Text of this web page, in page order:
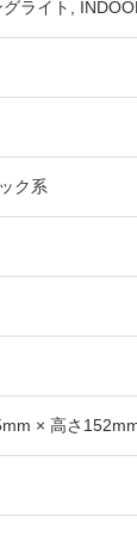
ライト
ク系
× 高さ